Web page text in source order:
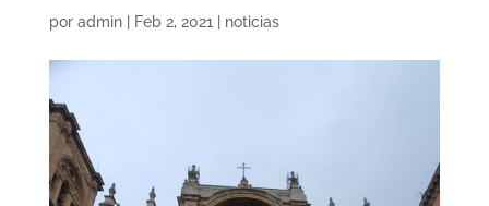
por admin| Feb 2, 2021 noticias